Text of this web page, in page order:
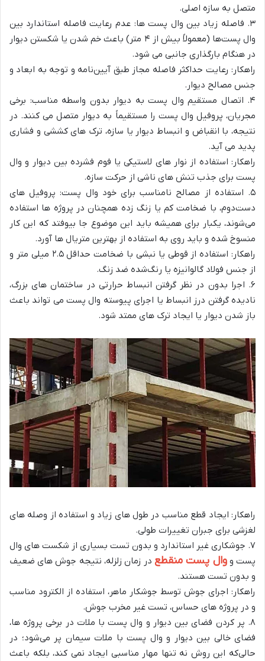
متصل به سازه اصلی.
۳. فاصله زیاد بین وال پست‌ ها: عدم رعایت فاصله استاندارد بین
وال پست‌ها (معمولاً بیش از ۴ متر) باعث خم شدن یا شکستن دیوار
در هنگام بارگذاری جانبی می‌ شود.
راهکار: رعایت حداکثر فاصله مجاز طبق آیین‌نامه و توجه به ابعاد و
جنس مصالح دیوار.
۴. اتصال مستقیم وال پست به دیوار بدون واسطه مناسب: برخی
مجریان، پروفیل وال پست را مستقیماً به دیوار متصل می‌ کنند. در
نتیجه، با انقباض و انبساط دیوار یا سازه، ترک‌ های کششی و فشاری
پدید می‌ آید.
راهکار: استفاده از نوار های لاستیکی یا فوم فشرده بین دیوار و وال
پست برای جذب تنش‌ های ناشی از حرکت سازه.
۵. استفاده از مصالح نامناسب برای خود وال پست: پروفیل‌ های
دست‌دوم، با ضخامت کم یا زنگ‌ زده همچنان در پروژه‌ ها استفاده
می‌شوند، یکبار برای همیشه باید این موضوع جا بیوفتد که این کار
منسوخ شده و باید روی به استفاده از بهترین متریال ها آورد.
راهکار: استفاده از قوطی یا نبشی با ضخامت حداقل ۲.۵ میلی‌ متر و
از جنس فولاد گالوانیزه یا رنگ‌شده ضد زنگ.
۶. اجرا بدون در نظر گرفتن انبساط حرارتی در ساختمان‌ های بزرگ،
نادیده گرفتن درز انبساط یا اجرای پیوسته وال پست می‌ تواند باعث
باز شدن دیوار یا ایجاد ترک‌ های ممتد شود.
راهکار: ایجاد قطع مناسب در طول‌ های زیاد و استفاده از وصله‌ های
لغزشی برای جبران تغییرات طولی.
۷. جوشکاری غیر استاندارد و بدون تست بسیاری از شکست‌ های وال
پست ووال پست منقطع در زمان زلزله، نتیجه جوش‌ های ضعیف
و بدون تست هستند.
راهکار: اجرای جوش توسط جوشکار ماهر، استفاده از الکترود مناسب
و در پروژه‌ های حساس، تست غیر مخرب جوش.
۸. پر کردن فضای بین دیوار و وال پست با ملات در برخی پروژه‌ ها،
فضای خالی بین دیوار و وال پست با ملات سیمان پر می‌شود؛ در
حالی‌که این روش نه تنها مهار مناسبی ایجاد نمی‌ کند، بلکه باعث